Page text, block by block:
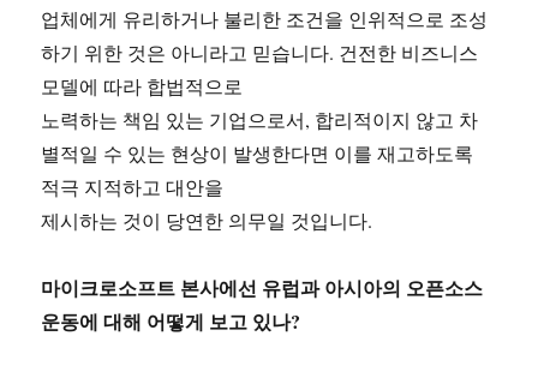
업체에게 유리하거나 불리한 조건을 인위적으로 조성
하기 위한 것은 아니라고 믿습니다. 건전한 비즈니스
모델에 따라 합법적으로
노력하는 책임 있는 기업으로서, 합리적이지 않고 차
별적일 수 있는 현상이 발생한다면 이를 재고하도록
적극 지적하고 대안을
제시하는 것이 당연한 의무일 것입니다.
마이크로소프트 본사에선 유럽과 아시아의 오픈소스
운동에 대해 어떻게 보고 있나?